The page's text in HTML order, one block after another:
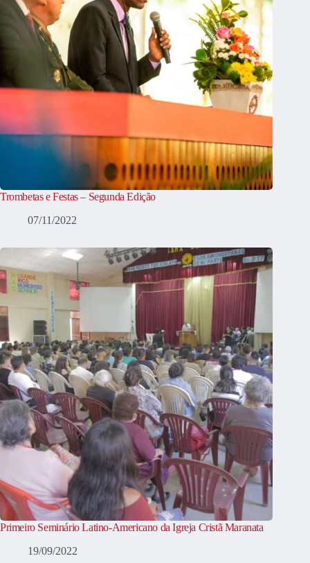
Trombetas e Festas – Segunda Edição
07/11/2022
Primeiro Seminário Latino-Americano da Igreja Cristã Maranata
19/09/2022